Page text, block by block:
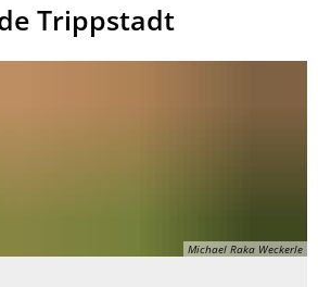
Trippstadt
Michael Raka Weckerle